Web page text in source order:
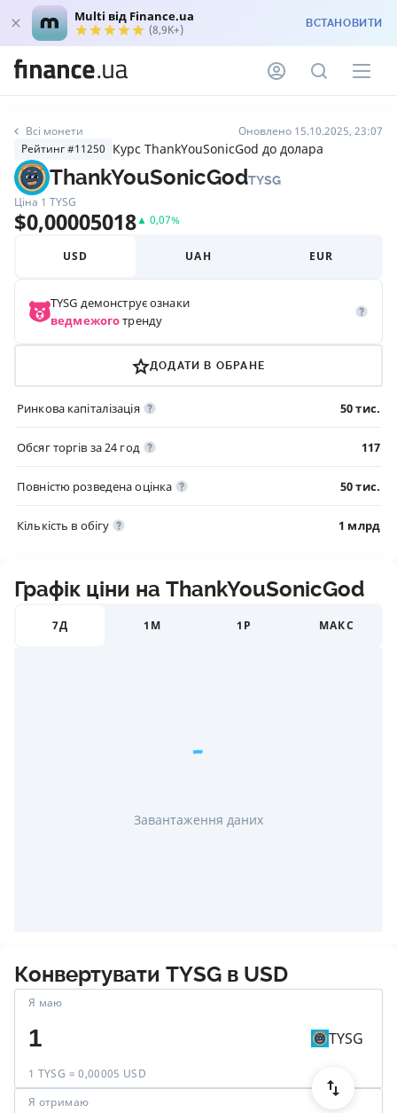
Multi від Finance.ua
(8,9K+) ВСТАНОВИТИ
Всі монети
Оновлено 15.10.2025, 23:07
Рейтинг #11250 Курс ThankYouSonicGod до долара
ThankYouSonicGodTYSG
Ціна 1 TYSG
$0,00005018▲ 0,07%
USD UAH EUR
TYSG демонструє ознаки
ведмежоготренду
ДОДАТИ В ОБРАНЕ
Ринкова капіталізація 50 тис.
Обсяг торгів за 24 год 117
Повністю розведена оцінка 50 тис.
Кількість в обігу 1 млрд
Графік ціни на ThankYouSonicGod
7Д 1М 1Р МАКС
Завантаження даних
Конвертувати TYSG в USD
Я маю
1 TYSG = 0,00005 USD
TYSG
Я отримаю